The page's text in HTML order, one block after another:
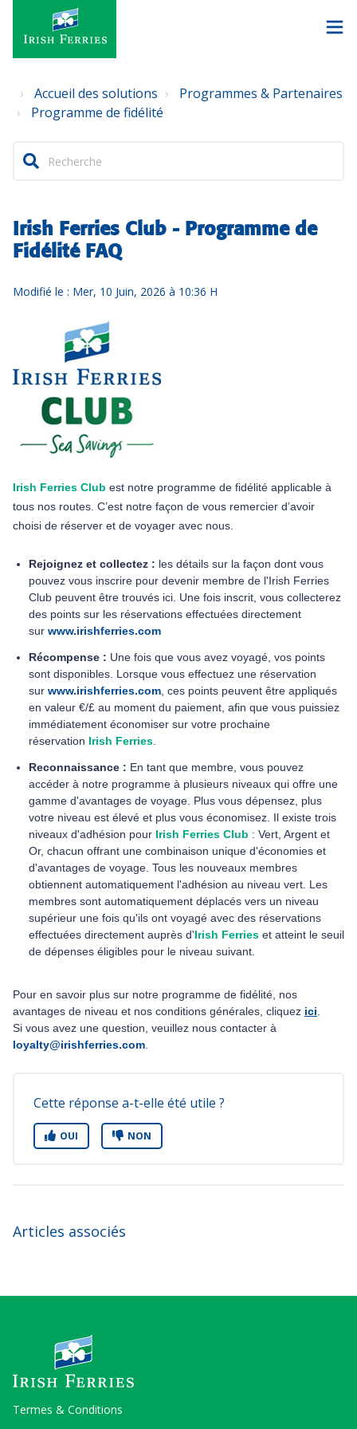
Accueil des solutions
Programmes & Partenaires
Programme de fidélité
Irish Ferries Club - Programme de
Fidélité FAQ
Modifié le : Mer, 10 Juin, 2026 à 10:36 H
Irish Ferries Club est notre programme de fidélité applicable à
tous nos routes. C’est notre façon de vous remercier d’avoir
choisi de réserver et de voyager avec nous.
Rejoignez et collectez : les détails sur la façon dont vous
pouvez vous inscrire pour devenir membre de l'Irish Ferries
Club peuvent être trouvés ici. Une fois inscrit, vous collecterez
des points sur les réservations effectuées directement
sur www.irishferries.com
Récompense : Une fois que vous avez voyagé, vos points
sont disponibles. Lorsque vous effectuez une réservation
sur www.irishferries.com ces points peuvent être appliqués
en valeur €/£ au moment du paiement, afin que vous puissiez
immédiatement économiser sur votre prochaine
réservation Irish Ferries
Reconnaissance : En tant que membre, vous pouvez
accéder à notre programme à plusieurs niveaux qui offre une
gamme d'avantages de voyage. Plus vous dépensez, plus
votre niveau est élevé et plus vous économisez. Il existe trois
niveaux d'adhésion pour Irish Ferries Club : Vert, Argent et
Or, chacun offrant une combinaison unique d'économies et
d'avantages de voyage. Tous les nouveaux membres
obtiennent automatiquement l'adhésion au niveau vert. Les
membres sont automatiquement déplacés vers un niveau
supérieur une fois qu'ils ont voyagé avec des réservations
effectuées directement auprès d'Irish Ferries et atteint le seuil
de dépenses éligibles pour le niveau suivant.
Pour en savoir plus sur notre programme de fidélité, nos
avantages de niveau et nos conditions générales, cliquez ici
Si vous avez une question, veuillez nous contacter à
loyalty@irishferries.com
Cette réponse a-t-elle été utile ?
OUI NON
Articles associés
Termes & Conditions